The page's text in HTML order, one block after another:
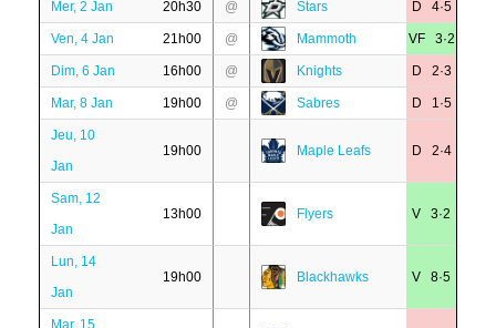
Mer, 2 Jan 20h30 @ Stars D 4·5
Ven, 4 Jan 21h00 @ Mammoth VF 3·2
Dim, 6 Jan 16h00 @ Knights D 2·3
Mar, 8 Jan 19h00 @ Sabres D 1·5
Jeu, 10
Jan
19h00 Maple Leafs D 2·4
Sam, 12
Jan
13h00 Flyers V 3·2
Lun, 14
Jan
19h00 Blackhawks V 8·5
Mar, 15